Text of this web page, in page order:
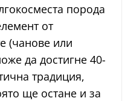
порода
от
(чанове или
да достигне 40-
традиция,
ще остане и за